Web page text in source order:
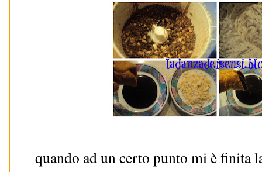
quando ad un certo punto mi è finita